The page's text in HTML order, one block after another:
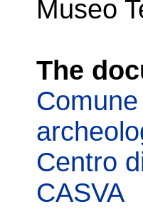
Museo
The
Centro
CASVA